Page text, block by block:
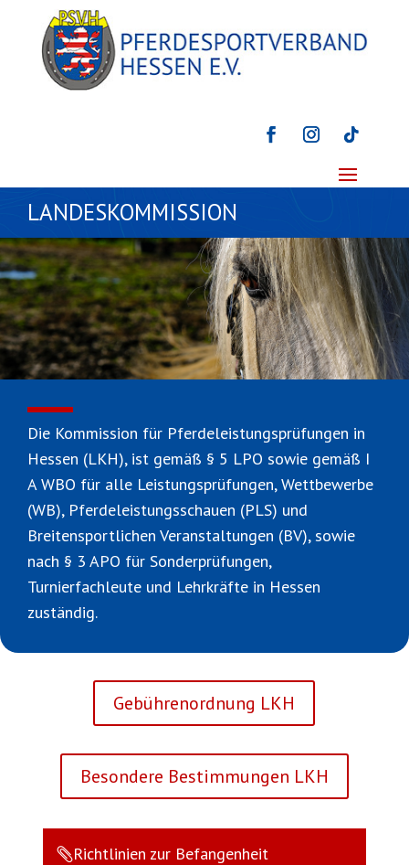
LANDESKOMMISSION
Die Kommission für Pferdeleistungsprüfungen in
Hessen (LKH), ist gemäß § 5 LPO sowie gemäß I
A WBO für alle Leistungsprüfungen, Wettbewerbe
(WB), Pferdeleistungsschauen (PLS) und
Breitensportlichen Veranstaltungen (BV), sowie
nach § 3 APO für Sonderprüfungen,
Turnierfachleute und Lehrkräfte in Hessen
zuständig.
Gebührenordnung LKH
Besondere Bestimmungen LKH
Richtlinien zur Befangenheit